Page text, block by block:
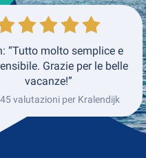
“Tutto molto semplice e
Grazie per le belle
vacanze!”
valutazioni per Kralendijk